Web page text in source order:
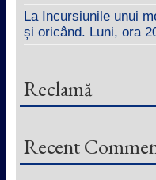
La Incursiunile unui
și oricând. Luni, ora
Reclamă
Recent